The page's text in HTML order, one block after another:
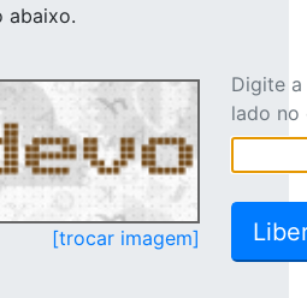
abaixo.
[trocar imagem]
Digite
lado no